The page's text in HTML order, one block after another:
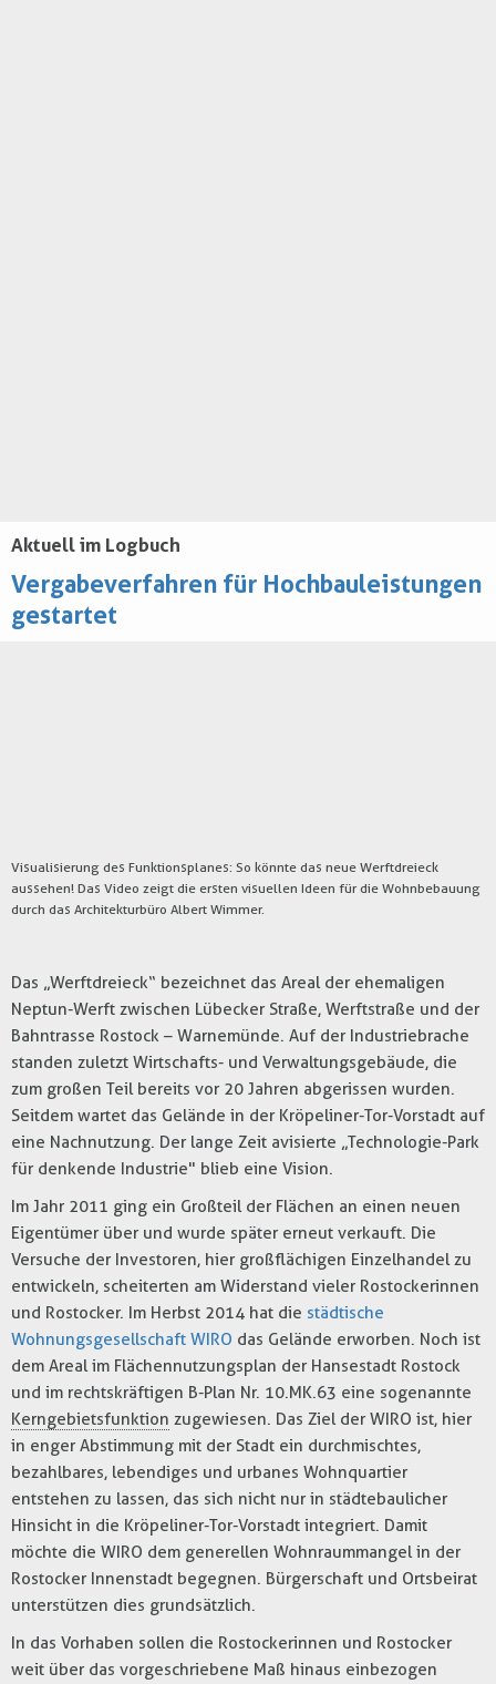
Aktuell im Logbuch
Vergabeverfahren für Hochbauleistungen
gestartet
Visualisierung des Funktionsplanes: So könnte das neue Werftdreieck
aussehen! Das Video zeigt die ersten visuellen Ideen für die Wohnbebauung
durch das Architekturbüro Albert Wimmer.
Das „Werftdreieck“ bezeichnet das Areal der ehemaligen
Neptun-Werft zwischen Lübecker Straße, Werftstraße und der
Bahntrasse Rostock – Warnemünde. Auf der Industriebrache
standen zuletzt Wirtschafts- und Verwaltungsgebäude, die
zum großen Teil bereits vor 20 Jahren abgerissen wurden.
Seitdem wartet das Gelände in der Kröpeliner-Tor-Vorstadt auf
eine Nachnutzung. Der lange Zeit avisierte „Technologie-Park
für denkende Industrie" blieb eine Vision.
Im Jahr 2011 ging ein Großteil der Flächen an einen neuen
Eigentümer über und wurde später erneut verkauft. Die
Versuche der Investoren, hier großflächigen Einzelhandel zu
entwickeln, scheiterten am Widerstand vieler Rostockerinnen
und Rostocker. Im Herbst 2014 hat die städtische
Wohnungsgesellschaft WIRO das Gelände erworben. Noch ist
dem Areal im Flächennutzungsplan der Hansestadt Rostock
und im rechtskräftigen B-Plan Nr. 10.MK.63 eine sogenannte
Kerngebietsfunktion zugewiesen. Das Ziel der WIRO ist, hier
in enger Abstimmung mit der Stadt ein durchmischtes,
bezahlbares, lebendiges und urbanes Wohnquartier
entstehen zu lassen, das sich nicht nur in städtebaulicher
Hinsicht in die Kröpeliner-Tor-Vorstadt integriert. Damit
möchte die WIRO dem generellen Wohnraummangel in der
Rostocker Innenstadt begegnen. Bürgerschaft und Ortsbeirat
unterstützen dies grundsätzlich.
In das Vorhaben sollen die Rostockerinnen und Rostocker
weit über das vorgeschriebene Maß hinaus einbezogen